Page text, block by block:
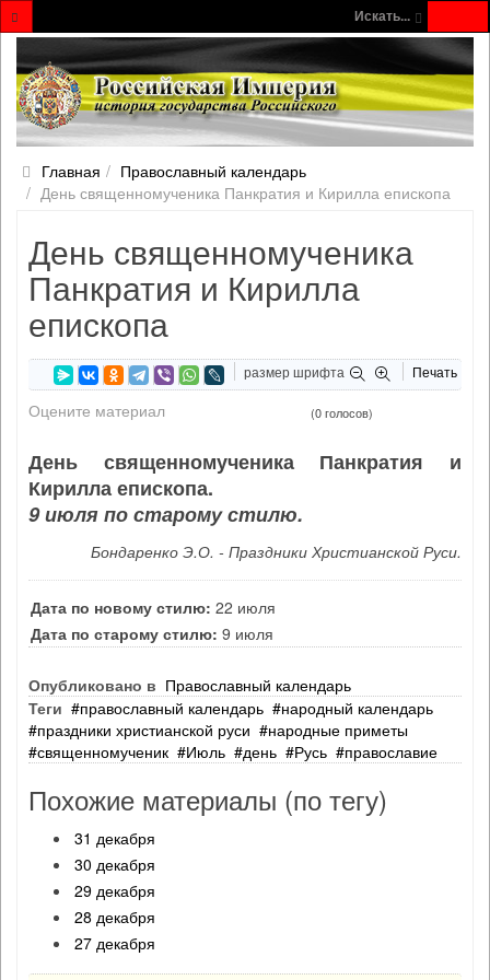
Искать...
Главная
Православный календарь
День священномученика Панкратия и Кирилла епископа
День священномученика
Панкратия и Кирилла
епископа
размер шрифта Печать
Оцените материал (0 голосов)
День священномученика Панкратия и
Кирилла епископа.
9 июля по старому стилю.
Бондаренко Э.О. - Праздники Христианской Руси.
Дата по новому стилю: 22 июля
Дата по старому стилю: 9 июля
Опубликовано в Православный календарь
Теги
православный календарь
народный календарь
праздники христианской руси
народные приметы
священномученик
Июль день Русь православие
Похожие материалы (по тегу)
31 декабря
30 декабря
29 декабря
28 декабря
27 декабря